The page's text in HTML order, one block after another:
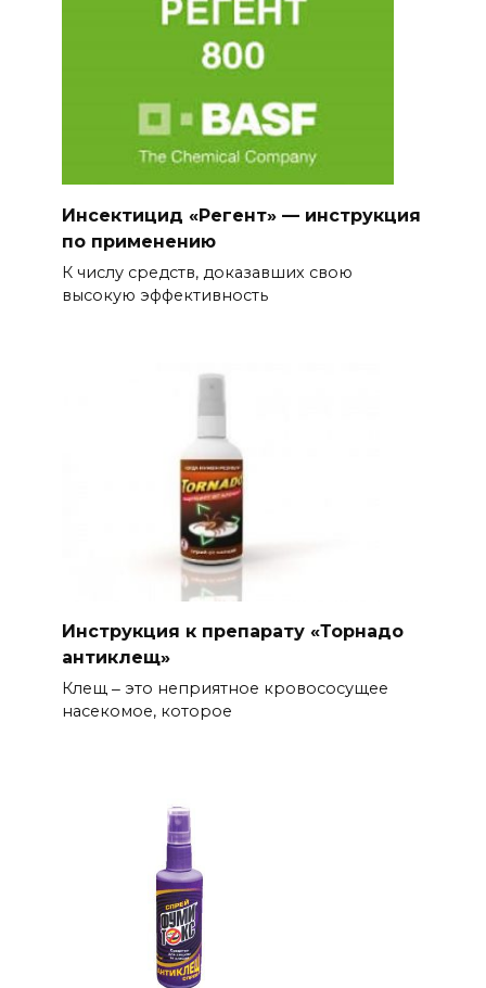
Инсектицид «Регент» — инструкция
по применению
К числу средств, доказавших свою
высокую эффективность
Инструкция к препарату «Торнадо
антиклещ»
Клещ ‒ это неприятное кровососущее
насекомое, которое